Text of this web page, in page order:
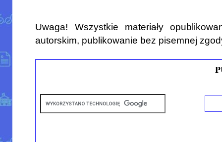
Uwaga! Wszystkie materiały
autorskim, publikowanie bez pisemnej